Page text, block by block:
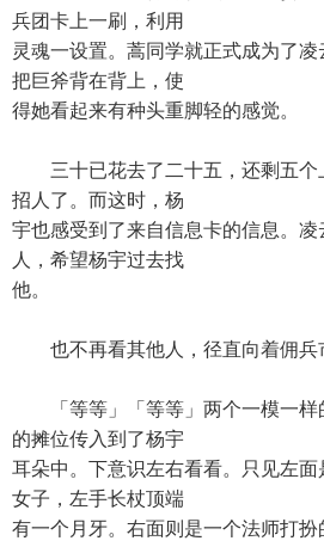
兵团卡上一刷，利用
灵魂一设置。蒿同学就正式成为了
把巨斧背在背上，使
得她看起来有种头重脚轻的感觉。
三十已花去了二十五，还剩五个
招人了。而这时，杨
宇也感受到了来自信息卡的信息。
人，希望杨宇过去找
他。
也不再看其他人，径直向着佣兵
「等等」「等等」两个一模一样
的摊位传入到了杨宇
耳朵中。下意识左右看看。只见左
女子，左手长杖顶端
有一个月牙。右面则是一个法师打